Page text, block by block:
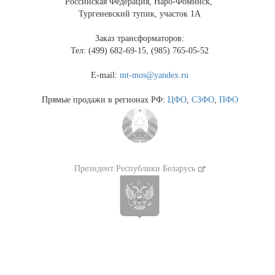
Тургеневский тупик, участок 1А
Заказ трансформаторов:
Тел: (499) 682-69-15, (985) 765-05-52
E-mail:mt-mos@yandex.ru
Прямые продажи в регионах РФ: ЦФО, СЗФО, ПФО
Президент Республики Беларусь